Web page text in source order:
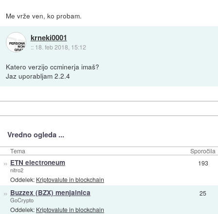
Me vrže ven, ko probam.
krneki0001
:: 18. feb 2018, 15:12
Katero verzijo ccminerja imaš?
Jaz uporabljam 2.2.4
Vredno ogleda ...
Tema Sporočila
» ETN electroneum
nitro2
Oddelek: Kriptovalute in blockchain
193
» Buzzex (BZX) menjalnica
GoCrypto
Oddelek: Kriptovalute in blockchain
25